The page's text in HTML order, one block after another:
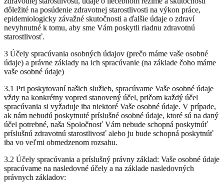
dôležité na posúdenie zdravotnej starostlivosti na výkon práce,
epidemiologicky závažné skutočnosti a ďalšie údaje o zdraví
nevyhnutné k tomu, aby sme Vám poskytli riadnu zdravotnú
starostlivosť.
3 Účely spracúvania osobných údajov (prečo máme vaše osobné
údaje) a právne základy na ich spracúvanie (na základe čoho máme
vaše osobné údaje)
3.1 Pri poskytovaní našich služieb, spracúvame Vaše osobné údaje
vždy na konkrétny vopred stanovený účel, pričom každý účel
spracúvania si vyžaduje iba niektoré Vaše osobné údaje. V prípade,
ak nám nebudú poskytnuté príslušné osobné údaje, ktoré sú na daný
účel potrebné, naša Spoločnosť Vám nebude schopná poskytnúť
príslušnú zdravotnú starostlivosť alebo ju bude schopná poskytnúť
iba vo veľmi obmedzenom rozsahu.
3.2 Účely spracúvania a príslušný právny základ: Vaše osobné údaje
spracúvame na nasledovné účely a na základe nasledovných
právnych základov: